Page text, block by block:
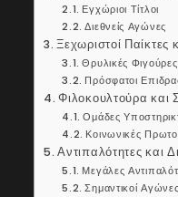
Εγχώριοι Τίτλοι
Διεθνείς Αγώνες
Ξεχωριστοί Παίκτες
Θρυλικές Φιγούρες
Πρόσφατοι
Φιλοκουλτούρα και
Ομάδες
Κοινωνικές
Αντιπαλότητες και
Μεγάλες
Σημαντικοί Αγώνες